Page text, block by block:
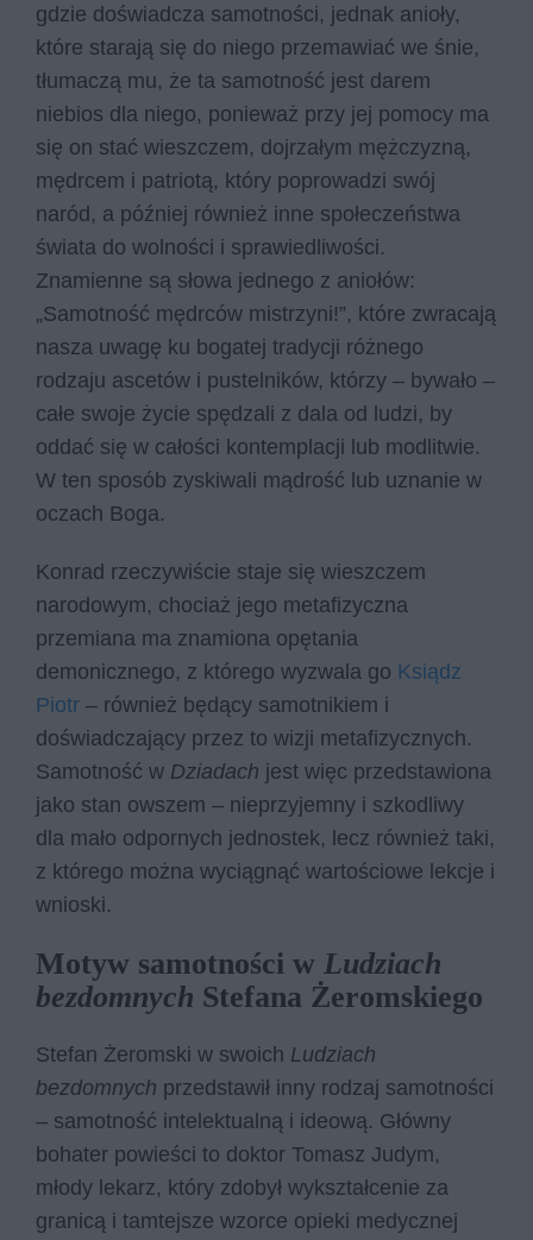
gdzie doświadcza samotności, jednak anioły,
które starają się do niego przemawiać we śnie,
tłumaczą mu, że ta samotność jest darem
niebios dla niego, ponieważ przy jej pomocy ma
się on stać wieszczem, dojrzałym mężczyzną,
mędrcem i patriotą, który poprowadzi swój
naród, a później również inne społeczeństwa
świata do wolności i sprawiedliwości.
Znamienne są słowa jednego z aniołów:
„Samotność mędrców mistrzyni!”, które zwracają
nasza uwagę ku bogatej tradycji różnego
rodzaju ascetów i pustelników, którzy – bywało –
całe swoje życie spędzali z dala od ludzi, by
oddać się w całości kontemplacji lub modlitwie.
W ten sposób zyskiwali mądrość lub uznanie w
oczach Boga.
Konrad rzeczywiście staje się wieszczem
narodowym, chociaż jego metafizyczna
przemiana ma znamiona opętania
demonicznego, z którego wyzwala go Ksiądz
Piotr – również będący samotnikiem i
doświadczający przez to wizji metafizycznych.
Samotność w Dziadach jest więc przedstawiona
jako stan owszem – nieprzyjemny i szkodliwy
dla mało odpornych jednostek, lecz również taki,
z którego można wyciągnąć wartościowe lekcje i
wnioski.
Motyw samotności w Ludziach
bezdomnych Stefana Żeromskiego
Stefan Żeromski w swoich Ludziach
bezdomnych przedstawił inny rodzaj samotności
– samotność intelektualną i ideową. Główny
bohater powieści to doktor Tomasz Judym,
młody lekarz, który zdobył wykształcenie za
granicą i tamtejsze wzorce opieki medycznej